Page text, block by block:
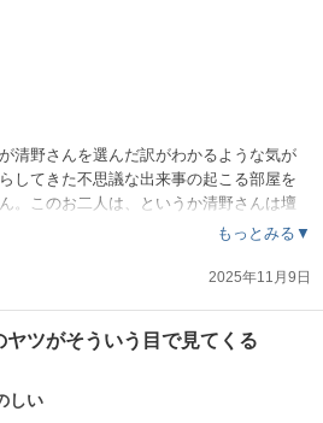
清野さんを選んだ訳がわかるような気が
してきた不思議な出来事の起こる部屋を
。このお二人は、というか清野さんは壇
もっとみる▼
2025年11月9日
ヤツがそういう目で見てくる
しい